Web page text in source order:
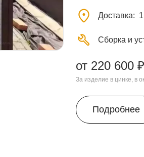
Доставка
Сборка и
от 220 600 ₽
За изделие в цинке, в
Подробнее